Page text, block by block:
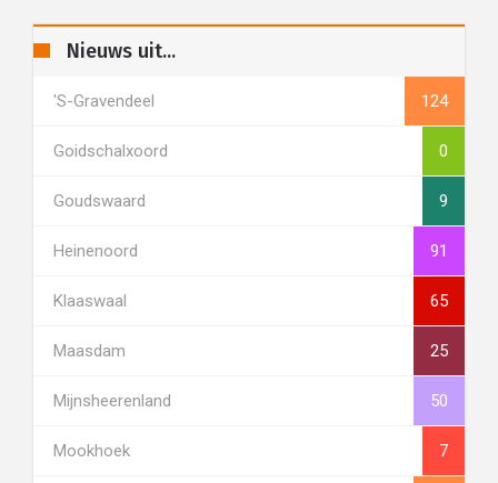
Nieuws uit...
's-Gravendeel 124
Goidschalxoord 0
Goudswaard 9
Heinenoord 91
Klaaswaal 65
Maasdam 25
Mijnsheerenland 50
Mookhoek 7